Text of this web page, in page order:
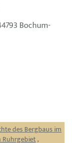
Bochum-
des Bergbaus im
Ruhrgebiet,